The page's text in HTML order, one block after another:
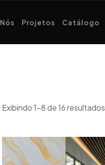
Projetos Catálogo
Exibindo 1–8 de 16 resultados